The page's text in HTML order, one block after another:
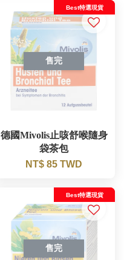
售完
Best特選現貨
德國Mivolis止咳舒喉隨身
袋茶包
NT$ 85 TWD
售完
Best特選現貨